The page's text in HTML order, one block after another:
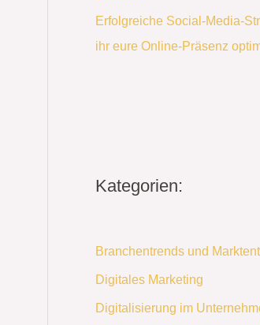
Erfolgreiche Social-Media-
ihr eure Online-Präsenz
Kategorien:
Branchentrends und
Digitales Marketing
Digitalisierung im